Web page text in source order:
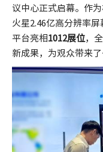
议中心正式启幕。作
火星2.46亿高分辨率
平台亮相1012展位，
新成果，为观众带来了